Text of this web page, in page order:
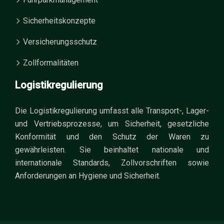
Sicherheitskonzepte
Versicherungsschutz
Zollformalitäten
Logistikregulierung
Die Logistikregulierung umfasst alle Transport-, Lager-
und Vertriebsprozesse, um Sicherheit, gesetzliche
Konformität und den Schutz der Waren zu
gewährleisten. Sie beinhaltet nationale und
internationale Standards, Zollvorschriften sowie
Anforderungen an Hygiene und Sicherheit.